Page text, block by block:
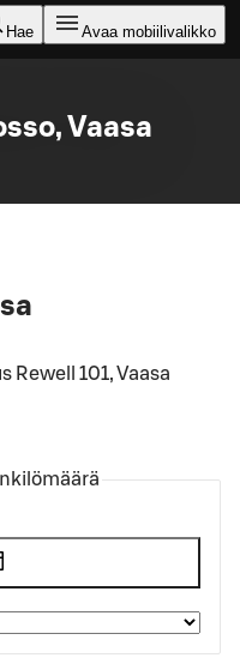
Hae Avaa mobiilivalikko
Vaasa
Rewell 101, Vaasa